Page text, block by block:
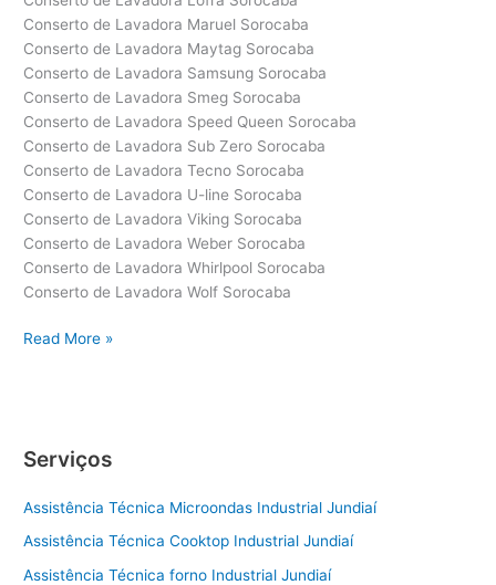
Conserto de Lavadora Maruel Sorocaba
Conserto de Lavadora Maytag Sorocaba
Conserto de Lavadora Samsung Sorocaba
Conserto de Lavadora Smeg Sorocaba
Conserto de Lavadora Speed Queen Sorocaba
Conserto de Lavadora Sub Zero Sorocaba
Conserto de Lavadora Tecno Sorocaba
Conserto de Lavadora U-line Sorocaba
Conserto de Lavadora Viking Sorocaba
Conserto de Lavadora Weber Sorocaba
Conserto de Lavadora Whirlpool Sorocaba
Conserto de Lavadora Wolf Sorocaba
Conserto
Read More »
Serviços
Assistência Técnica Microondas Industrial Jundiaí
Assistência Técnica Cooktop Industrial Jundiaí
Assistência Técnica forno Industrial Jundiaí